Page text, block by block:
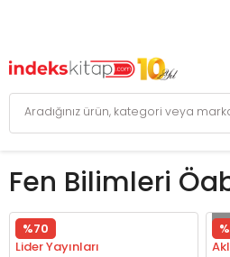
Fen Bilimleri
%70
Lider Yayınları